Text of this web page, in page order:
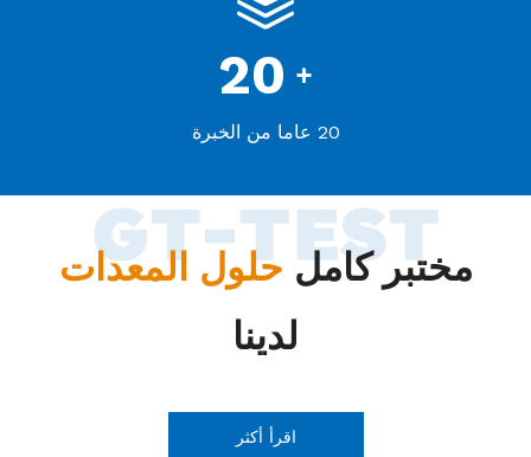
20 +
20 عاما من الخبرة
مختبر كامل حلول المعدات
لدينا
اقرأ أكثر